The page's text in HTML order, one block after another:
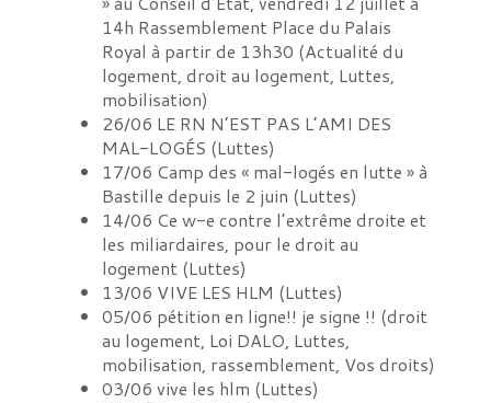
14h Rassemblement Place du Palais
Royal à partir de 13h30 (Actualité du
logement, droit au logement, Luttes,
mobilisation)
26/06 LE RN N’EST PAS L’AMI DES
MAL-LOGÉS (Luttes)
17/06 Camp des « mal-logés en lutte » à
Bastille depuis le 2 juin (Luttes)
14/06 Ce w-e contre l’extrême droite et
les miliardaires, pour le droit au
logement (Luttes)
13/06 VIVE LES HLM (Luttes)
05/06 pétition en ligne!! je signe !! (droit
au logement, Loi DALO, Luttes,
mobilisation, rassemblement, Vos droits)
03/06 vive les hlm (Luttes)